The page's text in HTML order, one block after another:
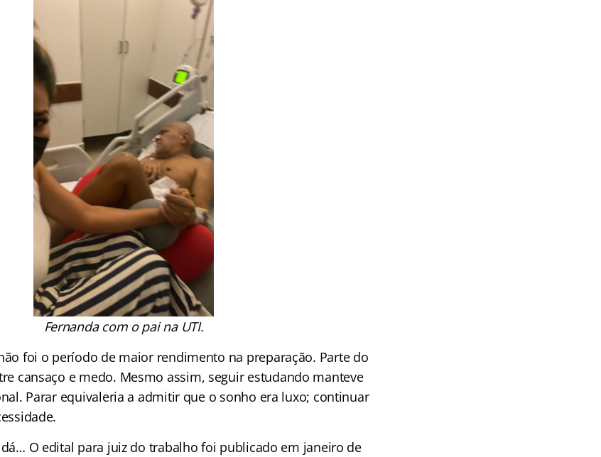
Fernanda com o pai na UTI.
foi o período de maior rendimento na preparação. Parte do
cansaço e medo. Mesmo assim, seguir estudando manteve
Parar equivaleria a admitir que o sonho era luxo; continuar
O edital para juiz do trabalho foi publicado em janeiro de